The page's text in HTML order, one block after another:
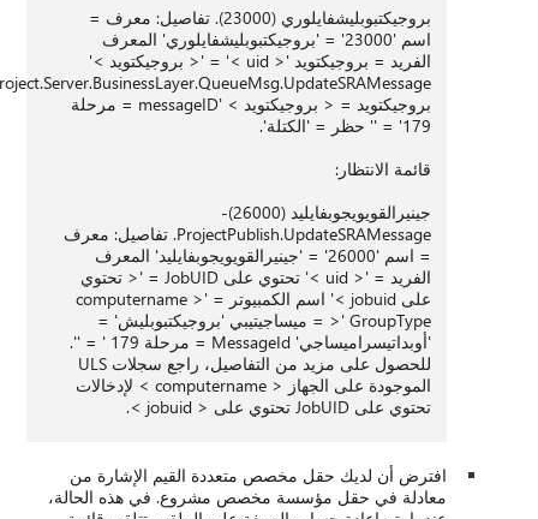
messagetype='Microsoft.Office.Project.Server.BusinessLayer.QueueMsg.UpdateSRAMessage:
بروجيكتويد = < بروجيكتويد > 'messageID = مرحلة
ProjectPublish.UpdateSRAMessage. تفاصيل: معرف
الفريد = '< uid >' تحتوي على JobUID = '< تحتوي
على jobuid >' اسم الكمبيوتر = '< computername
'أوبداتيسراميساجي' MessageId = مرحلة 179 ' = ''.
للحصول على مزيد من التفاصيل، راجع سجلات ULS
الموجودة على الجهاز < computername > لإدخالات
الإشارة من
في هذه الحالة،